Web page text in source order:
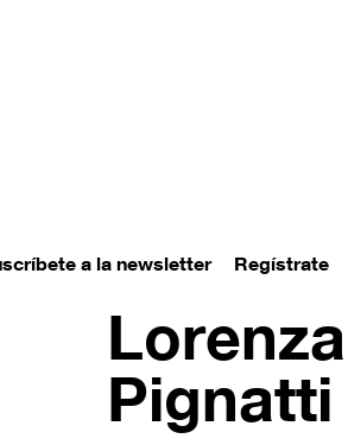
a la newsletter Regístrate
Lorenza
Pignatti